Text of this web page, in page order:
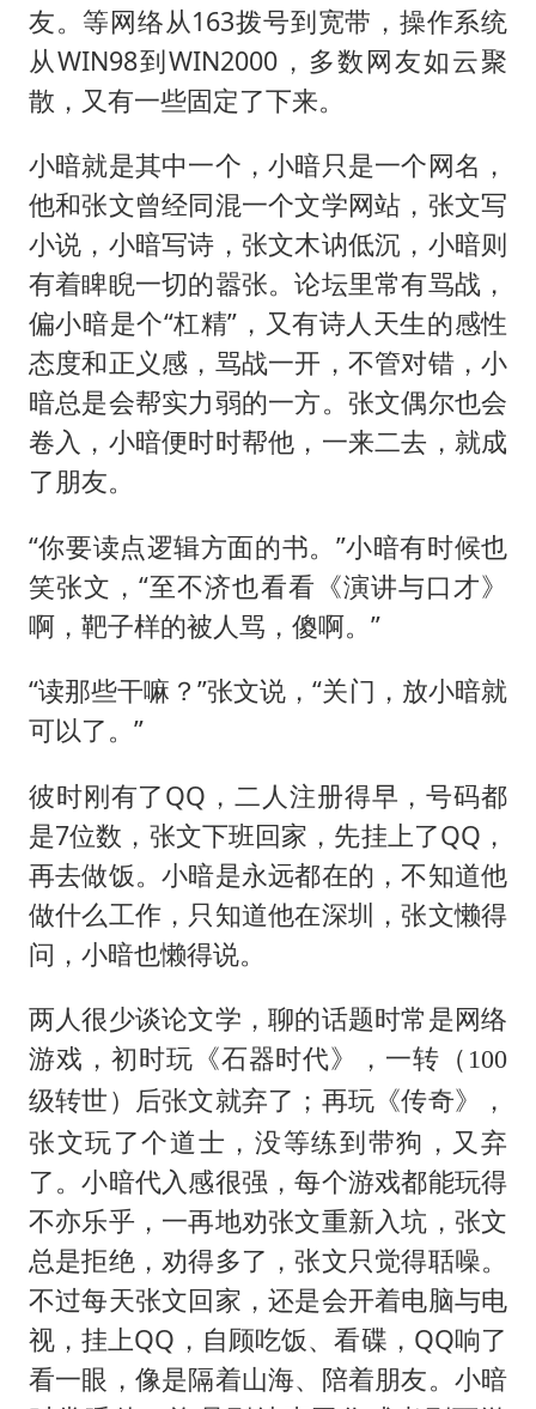
友。等网络从163拨号到宽带，操作系统
从WIN98到WIN2000，多数网友如云聚
散，又有一些固定了下来。
小暗就是其中一个，小暗只是一个网名，
他和张文曾经同混一个文学网站，张文写
小说，小暗写诗，张文木讷低沉，小暗则
有着睥睨一切的嚣张。论坛里常有骂战，
偏小暗是个“杠精”，又有诗人天生的感性
态度和正义感，骂战一开，不管对错，小
暗总是会帮实力弱的一方。张文偶尔也会
卷入，小暗便时时帮他，一来二去，就成
了朋友。
“你要读点逻辑方面的书。”小暗有时候也
笑张文，“至不济也看看《演讲与口才》
啊，靶子样的被人骂，傻啊。”
“读那些干嘛？”张文说，“关门，放小暗就
可以了。”
彼时刚有了QQ，二人注册得早，号码都
是7位数，张文下班回家，先挂上了QQ，
再去做饭。小暗是永远都在的，不知道他
做什么工作，只知道他在深圳，张文懒得
问，小暗也懒得说。
两人很少谈论文学，聊的话题时常是网络
游戏，初时玩《石器时代》，一转（ 100
级转世 ）后张文就弃了；再玩《传奇》，
张文玩了个道士，没等练到带狗，又弃
了。小暗代入感很强，每个游戏都能玩得
不亦乐乎，一再地劝张文重新入坑，张文
总是拒绝，劝得多了，张文只觉得聒噪。
不过每天张文回家，还是会开着电脑与电
视，挂上QQ，自顾吃饭、看碟，QQ响了
看一眼，像是隔着山海、陪着朋友。小暗